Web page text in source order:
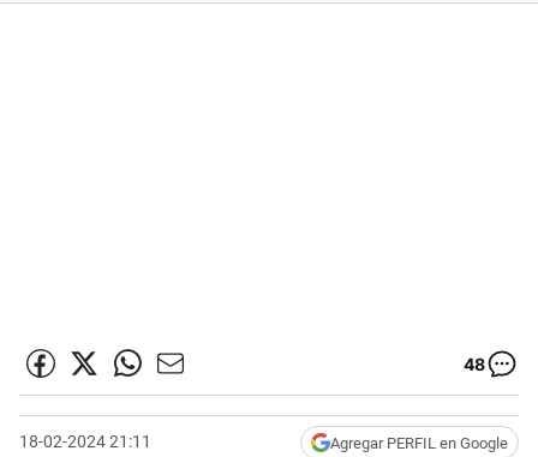
48
18-02-2024 21:11 Agregar PERFIL en Google